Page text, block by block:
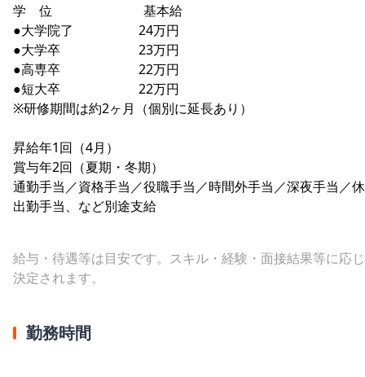
学 位 基本給
●大学院了 24万円
●大学卒 23万円
●高専卒 22万円
●短大卒 22万円
※研修期間は約2ヶ月（個別に延長あり）
昇給年1回（4月）
賞与年2回（夏期・冬期）
通勤手当／資格手当／役職手当／時間外手当／深夜手当／
出勤手当、など別途支給
給与・待遇等は目安です。スキル・経験・面接結果等に応
決定されます。
勤務時間